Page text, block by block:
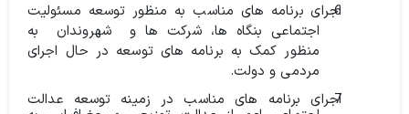
اجرای برنامه های مناسب به منظور توسعه مسئولیت
اجتماعی بنگاه ها، شرکت ها و
شهروندان
به
منظور کمک به برنامه های توسعه در حال اجرای
مردمی و دولت.
اجرای برنامه های مناسب در زمینه توسعه عدالت